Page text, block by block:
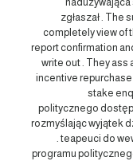
zgłaszał . The
completely view of
report confirmation
write out . They ass
incentive
stake
politycznego
rozmyślając wyjątek
. teapeuci do
programu